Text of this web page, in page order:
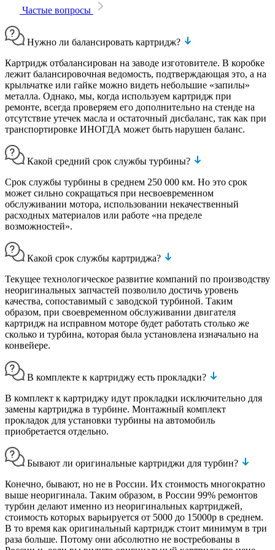
Частые вопросы
Нужно ли балансировать картридж?
Картридж отбалансирован на заводе изготовителе. В коробке
лежит балансировочная ведомость, подтверждающая это, а на
крыльчатке или гайке можно видеть небольшие «запилы»
металла. Однако, мы, когда используем картридж при
ремонте, всегда проверяем его дополнительно на стенде на
отсутствие утечек масла и остаточный дисбаланс, так как при
транспортировке ИНОГДА может быть нарушен баланс.
Какой средний срок службы турбины?
Срок службы турбины в среднем 250 000 км. Но это срок
может сильно сокращаться при несвоевременном
обслуживании мотора, использовании некачественный
расходных материалов или работе «на пределе
возможностей».
Какой срок службы картриджа?
Текущее технологическое развитие компаний по производству
неоригинальных запчастей позволило достичь уровень
качества, сопоставимый с заводской турбиной. Таким
образом, при своевременном обслуживании двигателя
картридж на исправном моторе будет работать столько же
сколько и турбина, которая была установлена изначально на
конвейере.
В комплекте к картриджу есть прокладки?
В комплект к картриджу идут прокладки исключительно для
замены картриджа в турбине. Монтажный комплект
прокладок для установки турбины на автомобиль
приобретается отдельно.
Бывают ли оригинальные картриджи для турбин?
Конечно, бывают, но не в России. Их стоимость многократно
выше неоригинала. Таким образом, в России 99% ремонтов
турбин делают именно из неоригинальных картриджей,
стоимость которых варьируется от 5000 до 15000р в среднем.
В то время как оригинальный картридж стоит минимум в три
раза больше. Потому они абсолютно не востребованы в